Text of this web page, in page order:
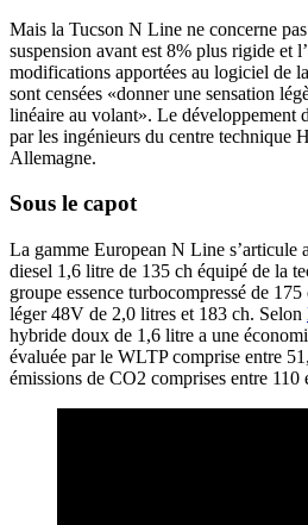
Mais la Tucson N Line ne concerne
suspension avant est 8% plus rigide et
modifications apportées au logiciel de
sont censées «donner une sensation
linéaire au volant». Le développement
par les ingénieurs du centre technique
Allemagne.
Sous le capot
La gamme European N Line s’articule
diesel 1,6 litre de 135 ch équipé de la
groupe essence turbocompressé de
léger 48V de 2,0 litres et 183 ch. Selon
hybride doux de 1,6 litre a une
évaluée par le WLTP comprise entre
émissions de CO2 comprises entre 110